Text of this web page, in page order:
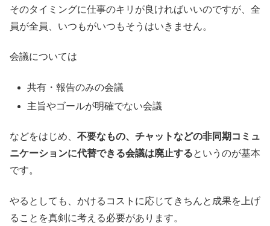
そのタイミングに仕事のキリが良ければいいのですが、全
員が全員、いつもがいつもそうはいきません。
会議については
共有・報告のみの会議
主旨やゴールが明確でない会議
などをはじめ、 不要なもの、チャットなどの非同期コミュ
ニケーションに代替できる会議は廃止するというのが基本
です。
やるとしても、かけるコストに応じてきちんと成果を上げ
ることを真剣に考える必要があります。